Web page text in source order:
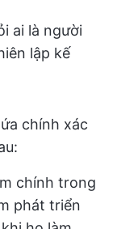
ai là người
lập kế
chính xác
chính trong
phát triển